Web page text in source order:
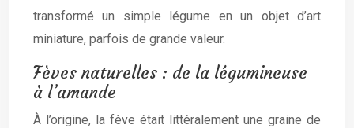
transformé un simple légume en un objet d’art
miniature, parfois de grande valeur.
Fèves naturelles : de la légumineuse
à l’amande
À l’origine, la fève était littéralement une graine de